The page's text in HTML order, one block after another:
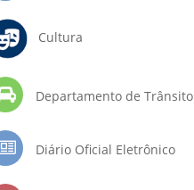
Cultura
Departamento de Trânsito
Diário Oficial Eletrônico